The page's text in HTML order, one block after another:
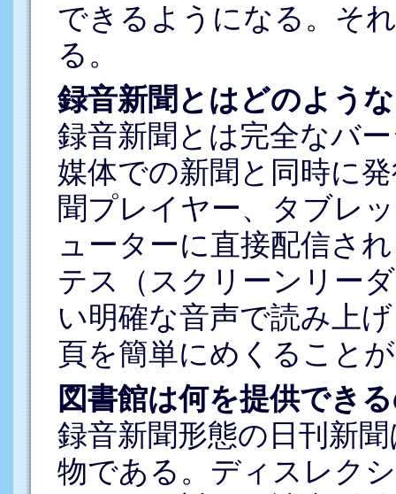
できるようになる。そ
る。
録音新聞とはどのよう
録音新聞とは完全なバ
媒体での新聞と同時に
聞プレイヤー、タブレ
ューターに直接配信さ
テス（スクリーンリー
い明確な音声で読み上
頁を簡単にめくること
図書館は何を提供でき
録音新聞形態の日刊新
物である。ディスレク